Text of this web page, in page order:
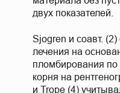
Sjogren и соавт.
лечения на
пломбирования
корня на
и Trope (4)
двух показателей.